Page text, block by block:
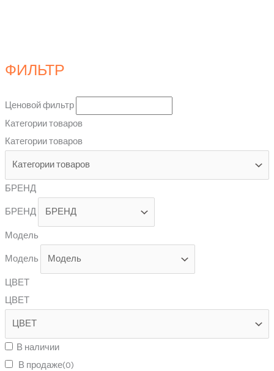
ФИЛЬТР
Ценовой фильтр
Категории товаров
Категории товаров
БРЕНД
БРЕНД
Модель
Модель
ЦВЕТ
ЦВЕТ
В наличии
В продаже(0)